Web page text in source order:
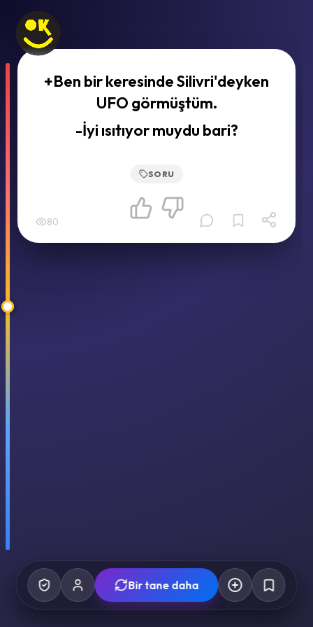
+Ben bir keresinde Silivri'deyken
UFO görmüştüm.
-İyi ısıtıyor muydu bari?
SORU
80
Bir tane daha